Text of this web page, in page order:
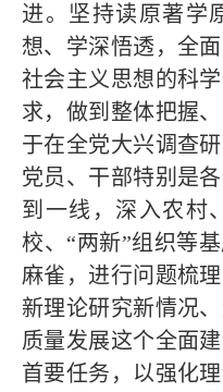
进。坚持读原著学
想、学深悟透，全
社会主义思想的科
求，做到整体把握
于在全党大兴调查
党员、干部特别是
到一线，深入农村
校、“两新”组织等
麻雀，进行问题梳
新理论研究新情况
质量发展这个全面
首要任务，以强化